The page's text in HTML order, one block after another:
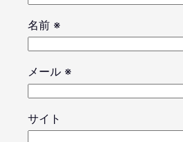
名前 ※
メール ※
サイト